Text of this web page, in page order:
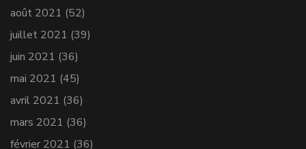
août 2021 (52)
juillet 2021 (39)
juin 2021 (36)
mai 2021 (45)
avril 2021 (36)
mars 2021 (36)
février 2021 (36)